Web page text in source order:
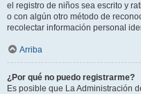
el registro de niños sea escrito y
o con algún otro método de
recolectar información personal
Arriba
¿Por qué no puedo registrarme?
Es posible que La Administración